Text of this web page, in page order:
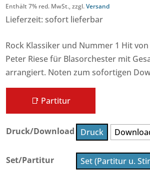
Enthält 7% red. MwSt., zzgl.Versand
Lieferzeit: sofort lieferbar
Rock Klassiker und Nummer 1 Hit
Peter Riese für Blasorchester mit
arrangiert. Noten zum sofortigen
📑 Partitur
Druck/Download Druck
Set/Partitur Set (Partitur u.